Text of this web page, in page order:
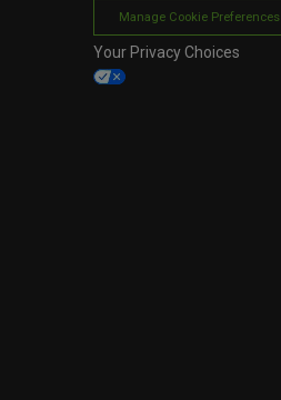
Manage Cookie Preferences
Your Privacy Choices